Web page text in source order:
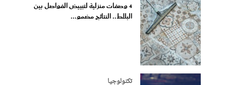
4 وصفات منزلية لتبييض الفواصل بين
البلاط.. النتائج مضمو...
تكنولوجيا